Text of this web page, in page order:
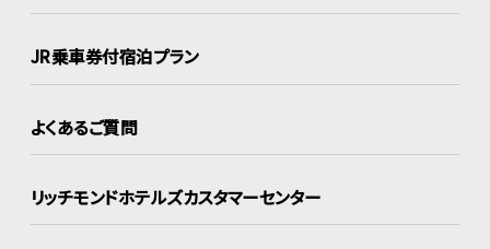
JR乗車券付宿泊プラン
よくあるご質問
リッチモンドホテルズカスタマーセンター